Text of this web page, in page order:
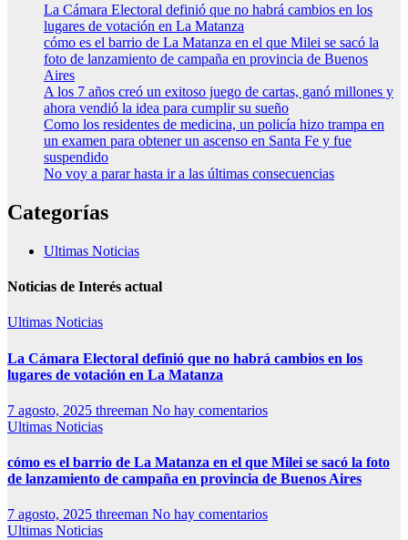
La Cámara Electoral definió que no habrá cambios en los
lugares de votación en La Matanza
cómo es el barrio de La Matanza en el que Milei se sacó la
foto de lanzamiento de campaña en provincia de Buenos
Aires
A los 7 años creó un exitoso juego de cartas, ganó millones y
ahora vendió la idea para cumplir su sueño
Como los residentes de medicina, un policía hizo trampa en
un examen para obtener un ascenso en Santa Fe y fue
suspendido
No voy a parar hasta ir a las últimas consecuencias
Categorías
Ultimas Noticias
Noticias de Interés actual
Ultimas Noticias
La Cámara Electoral definió que no habrá cambios en los
lugares de votación en La Matanza
7 agosto, 2025 threeman No hay comentarios
Ultimas Noticias
cómo es el barrio de La Matanza en el que Milei se sacó la foto
de lanzamiento de campaña en provincia de Buenos Aires
7 agosto, 2025 threeman No hay comentarios
Ultimas Noticias